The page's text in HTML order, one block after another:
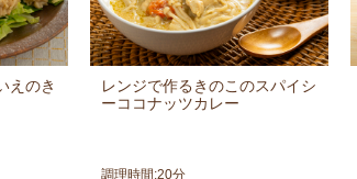
えのき
レンジで作るきのこのスパイシ
ーココナッツカレー
調理時間:20分